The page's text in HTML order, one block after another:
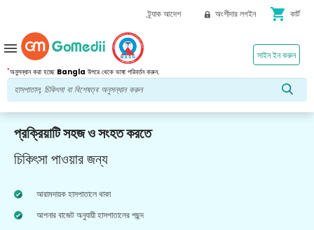
ট্র্যাক আদেশ অংশীদার লগইন shopping_cart কার্ট
*অনুসন্ধান করা হচ্ছে Bangla উপরে থেকে ভাষা পরিবর্তন করুন.
সাইন ইন করুন
menu
প্রক্রিয়াটি সহজ ও সংহত করতে
চিকিৎসা পাওয়ার জন্য
আরামদায়ক হাসপাতালে থাকা
আপনার বাজেট অনুযায়ী হাসপাতালের পছন্দ